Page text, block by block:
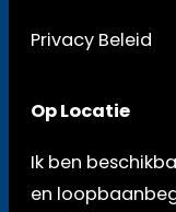
Privacy Beleid
Op Locatie
Ik ben
en